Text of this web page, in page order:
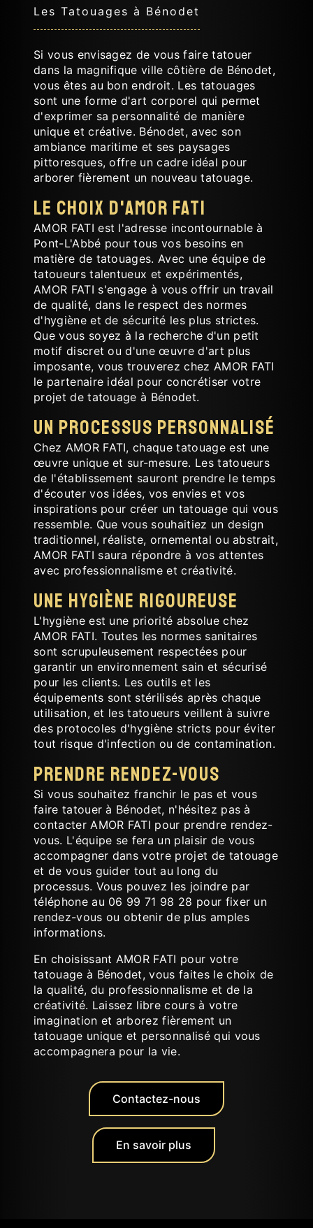
Les Tatouages à Bénodet
Si vous envisagez de vous faire tatouer
dans la magnifique ville côtière de Bénodet,
vous êtes au bon endroit. Les tatouages
sont une forme d'art corporel qui permet
d'exprimer sa personnalité de manière
unique et créative. Bénodet, avec son
ambiance maritime et ses paysages
pittoresques, offre un cadre idéal pour
arborer fièrement un nouveau tatouage.
Le Choix d'AMOR FATI
AMOR FATI est l'adresse incontournable à
Pont-L'Abbé pour tous vos besoins en
matière de tatouages. Avec une équipe de
tatoueurs talentueux et expérimentés,
AMOR FATI s'engage à vous offrir un travail
de qualité, dans le respect des normes
d'hygiène et de sécurité les plus strictes.
Que vous soyez à la recherche d'un petit
motif discret ou d'une œuvre d'art plus
imposante, vous trouverez chez AMOR FATI
le partenaire idéal pour concrétiser votre
projet de tatouage à Bénodet.
Un Processus Personnalisé
Chez AMOR FATI, chaque tatouage est une
œuvre unique et sur-mesure. Les tatoueurs
de l'établissement sauront prendre le temps
d'écouter vos idées, vos envies et vos
inspirations pour créer un tatouage qui vous
ressemble. Que vous souhaitiez un design
traditionnel, réaliste, ornemental ou abstrait,
AMOR FATI saura répondre à vos attentes
avec professionnalisme et créativité.
Une Hygiène Rigoureuse
L'hygiène est une priorité absolue chez
AMOR FATI. Toutes les normes sanitaires
sont scrupuleusement respectées pour
garantir un environnement sain et sécurisé
pour les clients. Les outils et les
équipements sont stérilisés après chaque
utilisation, et les tatoueurs veillent à suivre
des protocoles d'hygiène stricts pour éviter
tout risque d'infection ou de contamination.
Prendre Rendez-vous
Si vous souhaitez franchir le pas et vous
faire tatouer à Bénodet, n'hésitez pas à
contacter AMOR FATI pour prendre rendez-
vous. L'équipe se fera un plaisir de vous
accompagner dans votre projet de tatouage
et de vous guider tout au long du
processus. Vous pouvez les joindre par
téléphone au 06 99 71 98 28 pour fixer un
rendez-vous ou obtenir de plus amples
informations.
En choisissant AMOR FATI pour votre
tatouage à Bénodet, vous faites le choix de
la qualité, du professionnalisme et de la
créativité. Laissez libre cours à votre
imagination et arborez fièrement un
tatouage unique et personnalisé qui vous
accompagnera pour la vie.
En savoir plus
Contactez-nous